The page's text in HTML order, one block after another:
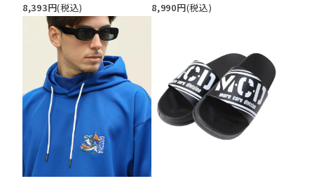
8,393円(税込) 8,990円(税込)